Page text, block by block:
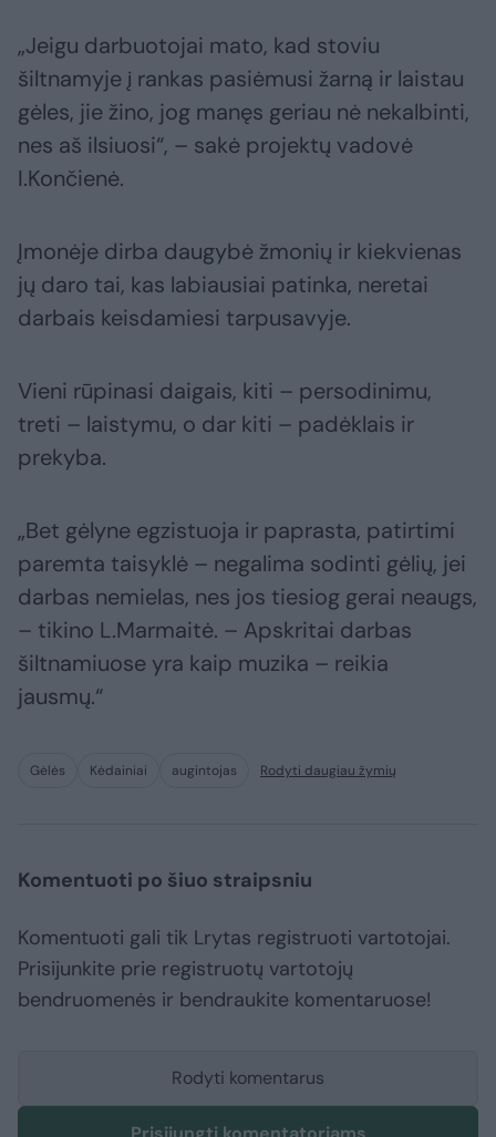
„Jeigu darbuotojai mato, kad stoviu
šiltnamyje į rankas pasiėmusi žarną ir laistau
gėles, jie žino, jog manęs geriau nė nekalbinti,
nes aš ilsiuosi“, – sakė projektų vadovė
I.Končienė.
Įmonėje dirba daugybė žmonių ir kiekvienas
jų daro tai, kas labiausiai patinka, neretai
darbais keisdamiesi tarpusavyje.
Vieni rūpinasi daigais, kiti – persodinimu,
treti – laistymu, o dar kiti – padėklais ir
prekyba.
„Bet gėlyne egzistuoja ir paprasta, patirtimi
paremta taisyklė – negalima sodinti gėlių, jei
darbas nemielas, nes jos tiesiog gerai neaugs,
– tikino L.Marmaitė. – Apskritai darbas
šiltnamiuose yra kaip muzika – reikia
jausmų.“
Gėlės Kėdainiai augintojas Rodyti daugiau žymių
Komentuoti po šiuo straipsniu
Komentuoti gali tik Lrytas registruoti vartotojai.
Prisijunkite prie registruotų vartotojų
bendruomenės ir bendraukite komentaruose!
Rodyti komentarus